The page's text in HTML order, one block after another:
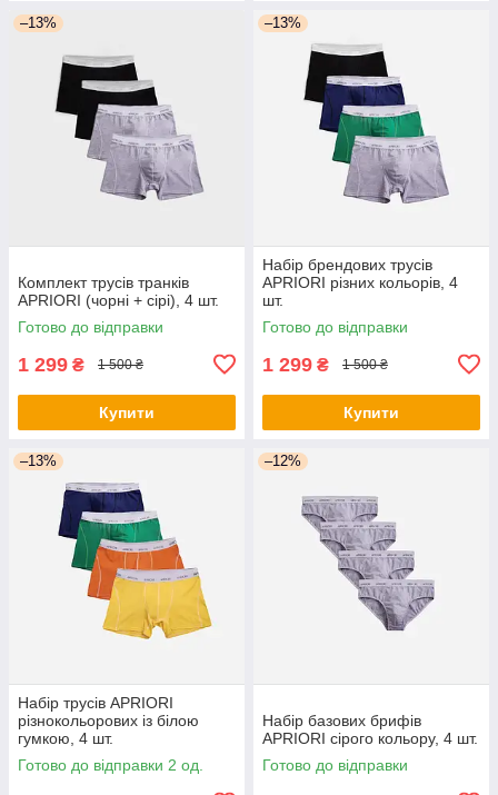
–13%
Комплект трусів транків
APRIORI (чорні + сірі), 4 шт.
Готово до відправки
1 299 ₴ 1 500 ₴
Купити
–13%
Набір брендових трусів
APRIORI різних кольорів, 4
шт.
Готово до відправки
1 299 ₴ 1 500 ₴
Купити
–13%
Набір трусів APRIORI
різнокольорових із білою
гумкою, 4 шт.
Готово до відправки 2 од.
–12%
Набір базових брифів
APRIORI сірого кольору, 4 шт.
Готово до відправки